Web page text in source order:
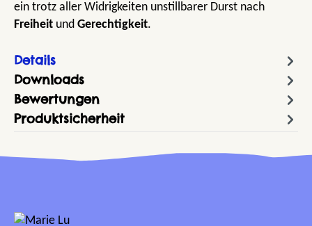
ein trotz aller Widrigkeiten unstillbarer Durst nach
Freiheit und Gerechtigkeit.
Details
Downloads
Bewertungen
Produktsicherheit